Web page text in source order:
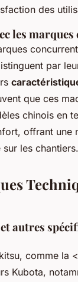
des
les
par
que ces
chinois en
offrant une
les chantiers.
autres
comme la
Kubota,